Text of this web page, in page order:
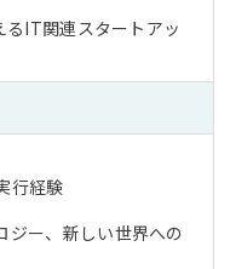
IT関連スタートアッ
行経験
ジー、新しい世界への